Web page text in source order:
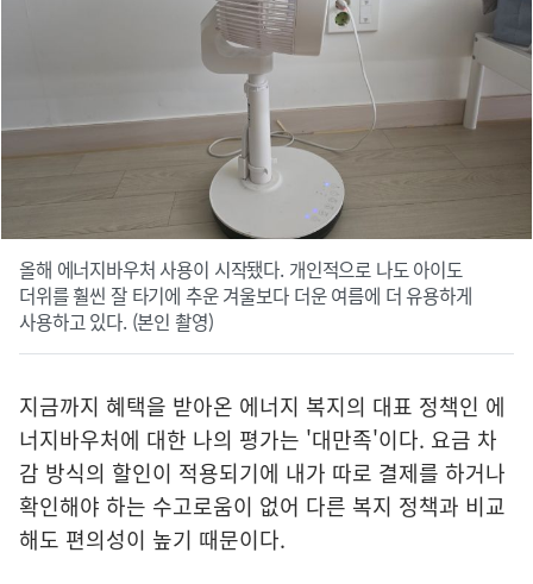
올해 에너지바우처 사용이 시작됐다. 개인적으로 나도 아이도
더위를 훨씬 잘 타기에 추운 겨울보다 더운 여름에 더 유용하게
사용하고 있다. (본인 촬영)
지금까지 혜택을 받아온 에너지 복지의 대표 정책인 에
너지바우처에 대한 나의 평가는 '대만족'이다. 요금 차
감 방식의 할인이 적용되기에 내가 따로 결제를 하거나
확인해야 하는 수고로움이 없어 다른 복지 정책과 비교
해도 편의성이 높기 때문이다.